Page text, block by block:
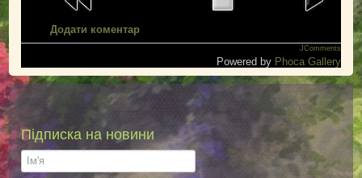
Додати коментар
JComments
Powered by Phoca Gallery
Підписка на новини